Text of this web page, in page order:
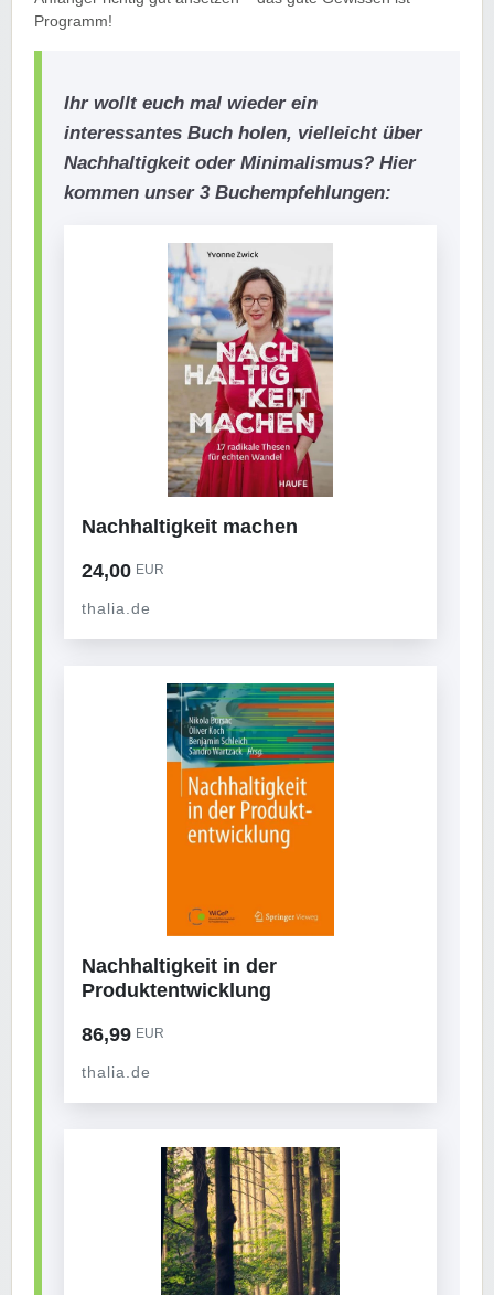
Programm!
Ihr wollt euch mal wieder ein
interessantes Buch holen, vielleicht über
Nachhaltigkeit oder Minimalismus? Hier
kommen unser 3 Buchempfehlungen:
Nachhaltigkeit machen
24,00 EUR
thalia.de
Nachhaltigkeit in der
Produktentwicklung
86,99 EUR
thalia.de